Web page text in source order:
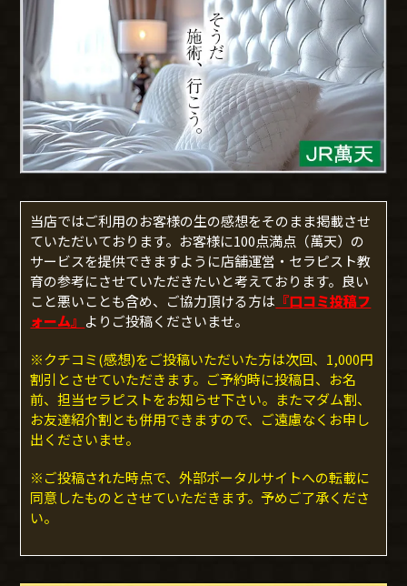
当店ではご利用のお客様の生の感想をそのまま掲載させ
ていただいております。お客様に100点満点（萬天）の
サービスを提供できますように店舗運営・セラピスト教
育の参考にさせていただきたいと考えております。良い
こと悪いことも含め、ご協力頂ける方は 『口コミ投稿フ
ォーム』 よりご投稿くださいませ。
※クチコミ(感想)をご投稿いただいた方は次回、1,000円
割引とさせていただきます。ご予約時に投稿日、お名
前、担当セラピストをお知らせ下さい。またマダム割、
お友達紹介割とも併用できますので、ご遠慮なくお申し
出くださいませ。
※ご投稿された時点で、外部ポータルサイトへの転載に
同意したものとさせていただきます。予めご了承くださ
い。